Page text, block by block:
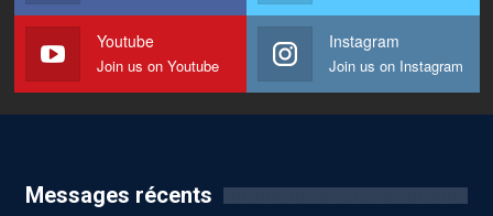
Youtube
Join us on Youtube
Instagram
Join us on Instagram
Messages récents